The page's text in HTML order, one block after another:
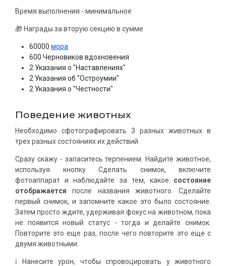
Время выполнения - минимальное
🎁 Награды за вторую секцию в сумме
60000 мора
600 Черновиков вдохновения
2 Указания о "Наставлениях"
2 Указания об "Остроумии"
2 Указания о "Честности"
Поведение животных
Необходимо сфотографировать 3 разных животных в
трех разных состояниях их действий.
Сразу скажу - запаситесь терпением. Найдите животное,
используя кнопку Сделать снимок, включите
фотоаппарат и наблюдайте за тем, какое состояние
отображается после названия животного. Сделайте
первый снимок, и запомните какое это было состояние.
Затем просто ждите, удерживая фокус на животном, пока
не появится новый статус - тогда и делайте снимок.
Повторите это еще раз, после чего повторите это еще с
двумя животными.
ℹ️ Нанесите урон, чтобы спровоцировать у животного